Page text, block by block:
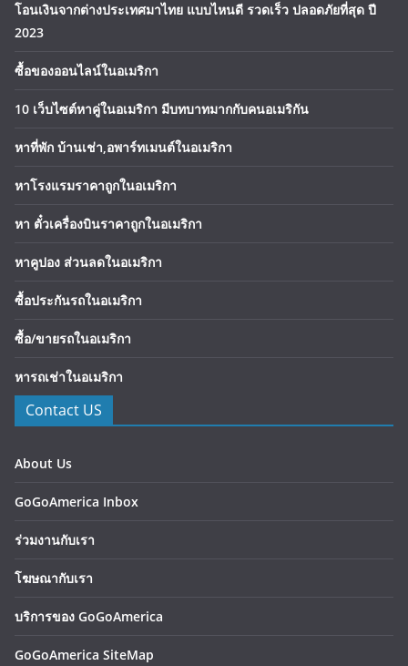
โอนเงินจากต่างประเทศมาไทย แบบไหนดี รวดเร็ว ปลอดภัยที่สุด ปี
2023
ซื้อของออนไลน์ในอเมริกา
10 เว็บไซต์หาคู่ในอเมริกา มีบทบาทมากกับคนอเมริกัน
หาที่พัก บ้านเช่า,อพาร์ทเมนต์ในอเมริกา
หาโรงแรมราคาถูกในอเมริกา
หา ตั๋วเครื่องบินราคาถูกในอเมริกา
หาคูปอง ส่วนลดในอเมริกา
ซื้อประกันรถในอเมริกา
ซื้อ/ขายรถในอเมริกา
หารถเช่าในอเมริกา
Contact US
About Us
GoGoAmerica Inbox
ร่วมงานกับเรา
โฆษณากับเรา
บริการของ GoGoAmerica
GoGoAmerica SiteMap